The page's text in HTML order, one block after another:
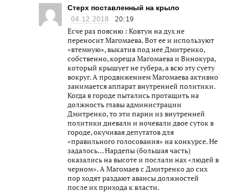
Стерх поставленный на крыло
04.12.2018 20:19
Есче раз поясню : Ковтун на дух не
переносит Магомаева. Вот ее и используют
«втемную», выкатив под нее Дмитренко,
собственно, кореша Магомаева и Винокура,
который крышует не губера, а всю эту суету
вокруг. А продвижением Магомаева активно
занимается аппарат внутренней политики.
Когда в городе пытались протащить на
должность главы администрации
Дмитренко, то эти парни из внутренней
политики дневали и ночевали двое суток в
городе, окучивая депутатов для
«правильного голосования» на конкурсе. Не
задалось… Нардепы (большая часть)
оказались на высоте и послали нах «людей в
черном». А Магомаев с Дмитренко до сих
пор ходят раздают авансы должностей
после их прихода к власти.